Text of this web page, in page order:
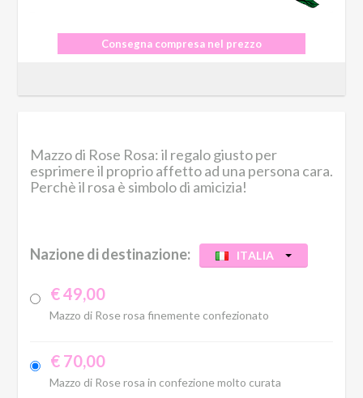
Consegna compresa nel prezzo
Mazzo di Rose Rosa: il regalo giusto per
esprimere il proprio affetto ad una persona cara.
Perchè il rosa è simbolo di amicizia!
Nazione di destinazione: ITALIA
€ 49,00
Mazzo di Rose rosa finemente confezionato
€ 70,00
Mazzo di Rose rosa in confezione molto curata